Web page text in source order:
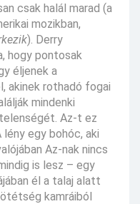
csak halál marad (a
mozikban,
). Derry
hogy pontosak
éljenek a
akinek rothadó fogai
mindenki
Az-t ez
egy bohóc, aki
Az-nak nincs
is lesz – egy
él a talaj alatt
kamráiból